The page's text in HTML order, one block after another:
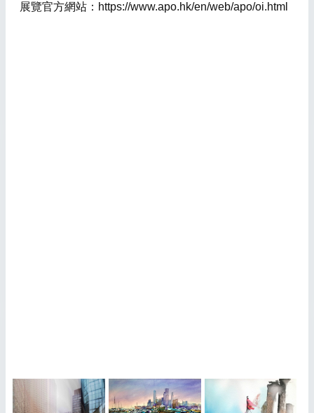
展覽官方網站：https://www.apo.hk/en/web/apo/oi.html